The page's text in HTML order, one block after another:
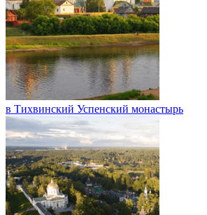
в Тихвинский Успенский монастырь